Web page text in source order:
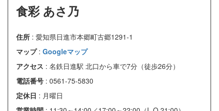
食彩 あさ乃
住所 : 愛知県日進市本郷町古郷1291-1
マップ : Googleマップ
アクセス : 名鉄日進駅 北口から車で7分（徒歩26分）
電話番号 : 0561-75-5830
定休日 : 月曜日